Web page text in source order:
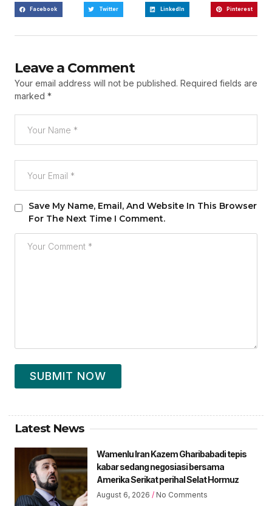
Facebook Twitter LinkedIn Pinterest
Leave a Comment
Your email address will not be published. Required fields are
marked *
Save My Name, Email, And Website In This Browser
For The Next Time I Comment.
SUBMIT NOW
Latest News
Wamenlu Iran Kazem Gharibabadi tepis
kabar sedang negosiasi bersama
Amerika Serikat perihal Selat Hormuz
August 6, 2026 No Comments